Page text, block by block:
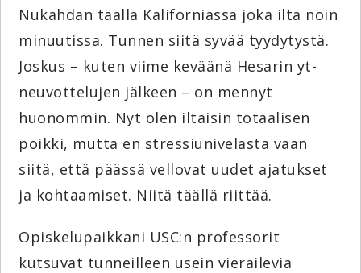
Nukahdan täällä Kaliforniassa joka ilta noin
minuutissa. Tunnen siitä syvää tyydytystä.
Joskus – kuten viime keväänä Hesarin yt-
neuvottelujen jälkeen – on mennyt
huonommin. Nyt olen iltaisin totaalisen
poikki, mutta en stressiunivelasta vaan
siitä, että päässä vellovat uudet ajatukset
ja kohtaamiset. Niitä täällä riittää.
Opiskelupaikkani USC:n professorit
kutsuvat tunneilleen usein vierailevia